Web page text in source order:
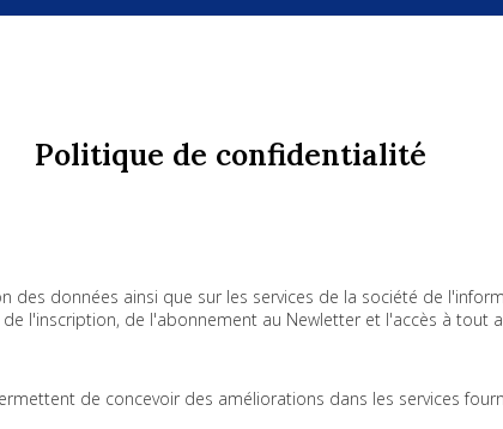
Politique de confidentialité
des données ainsi que sur les services de la société de
l'inscription, de l'abonnement au Newletter et l'accès à tout
de concevoir des améliorations dans les services